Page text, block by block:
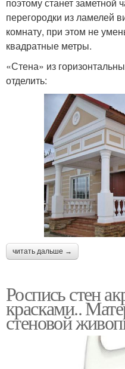
перегородки из ламелей
комнату, при этом не
квадратные метры.
«Стена» из
отделить:
читать дальше →
Роспись стен
красками..
стеновой